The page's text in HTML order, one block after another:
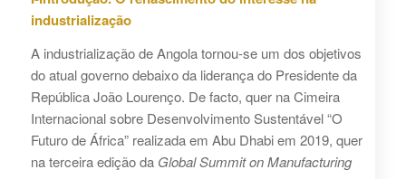
industrialização
A industrialização de Angola tornou-se um dos objetivos
do atual governo debaixo da liderança do Presidente da
República João Lourenço. De facto, quer na Cimeira
Internacional sobre Desenvolvimento Sustentável “O
Futuro de África” realizada em Abu Dhabi em 2019, quer
na terceira edição da Global Summit on Manufacturing